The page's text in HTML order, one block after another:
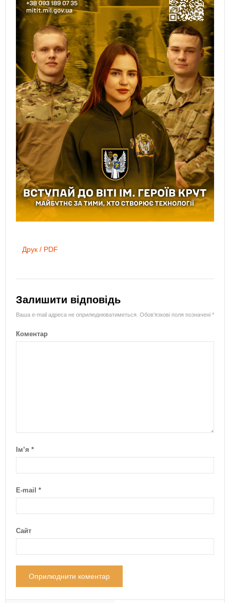
Друк / PDF
Залишити відповідь
Ваша e-mail адреса не оприлюднюватиметься. Обов’язкові поля позначені *
Коментар
Ім’я *
E-mail *
Сайт